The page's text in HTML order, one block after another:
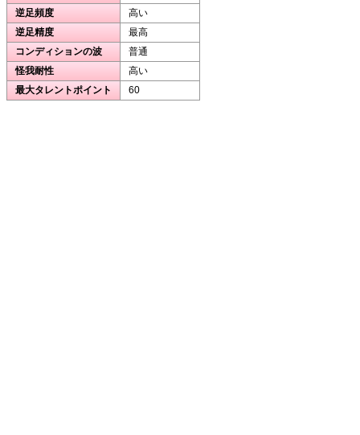
逆足頻度
高い
逆足精度
最高
コンディションの波
普通
怪我耐性
高い
最大タレントポイント
60